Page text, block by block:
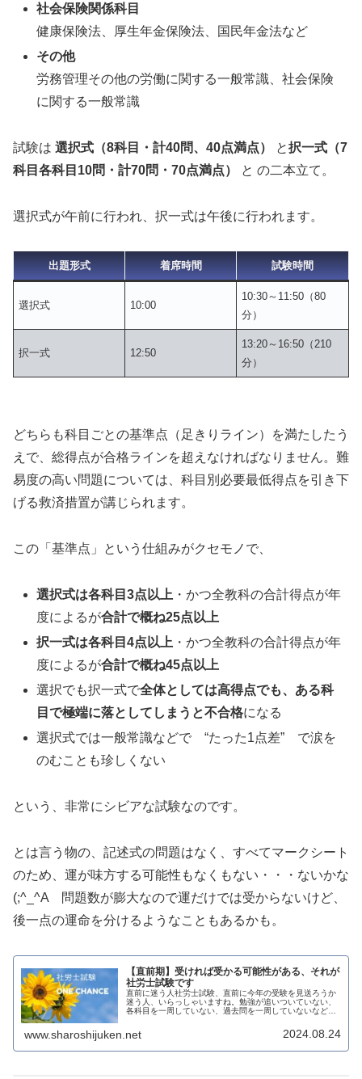
社会保険関係科目
健康保険法、厚生年金保険法、国民年金法など
その他
労務管理その他の労働に関する一般常識、社会保険
に関する一般常識
試験は 選択式（8科目・計40問、40点満点） と択一式（7
科目各科目10問・計70問・70点満点）
と の二本立て。
選択式が午前に行われ、択一式は午後に行われます。
出題形式 着席時間 試験時間
選択式 10:00
10:30～11:50（80
分）
択一式 12:50
13:20～16:50（210
分）
どちらも科目ごとの基準点（足きりライン）を満たしたう
えで、総得点が合格ラインを超えなければなりません。難
易度の高い問題については、科目別必要最低得点を引き下
げる救済措置が講じられます。
この「基準点」という仕組みがクセモノで、
選択式は各科目3点以上 ・かつ全教科の合計得点が年
度によるが合計で概ね25点以上
択一式は各科目4点以上 ・かつ全教科の合計得点が年
度によるが合計で概ね45点以上
選択でも択一式で全体としては高得点でも、ある科
目で極端に落としてしまうと不合格になる
選択式では一般常識などで “たった1点差” で涙を
のむことも珍しくない
という、非常にシビアな試験なのです。
とは言う物の、記述式の問題はなく、すべてマークシート
のため、運が味方する可能性もなくもない・・・ないかな
(;^_^A 問題数が膨大なので運だけでは受からないけど、
後一点の運命を分けるようなこともあるかも。
【直前期】受ければ受かる可能性がある、それが
社労士試験です
直前に迷う人社労士試験、直前に今年の受験を見送ろうか
迷う人、いらっしゃいますね。勉強が追いついていない、
各科目を一周していない、過去問を一周していないなど、
www.sharoshijuken.net 2024.08.24